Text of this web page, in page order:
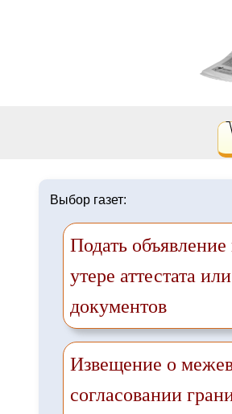
Выбор газет:
Подать объявление
утере аттестата
документов
Извещение о
согласовании